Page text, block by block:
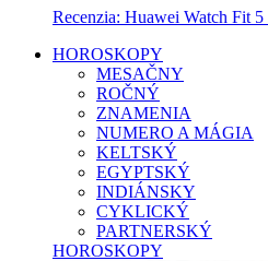
Recenzia: Huawei Watch Fit
HOROSKOPY
MESAČNY
ROČNÝ
ZNAMENIA
NUMERO A MÁGIA
KELTSKÝ
EGYPTSKÝ
INDIÁNSKY
CYKLICKÝ
PARTNERSKÝ
HOROSKOPY